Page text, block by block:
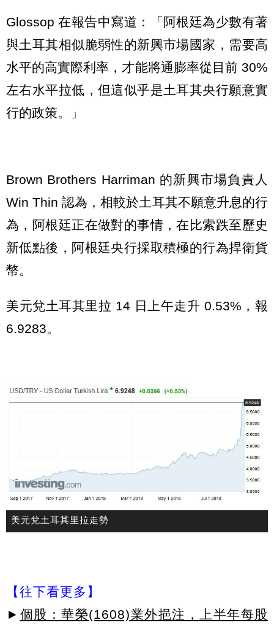
Glossop 在報告中寫道：「阿根廷為少數有著
與土耳其相似脆弱性的新興市場國家，需要高
水平的高實際利率，才能將通膨率從目前 30%
左右水平拉低，但這似乎是土耳其央行願意實
行的政策。」
Brown Brothers Harriman 的新興市場負責人
Win Thin 認為，相較於土耳其不願意升息的行
為，阿根廷正在做對的事情，在比索跌至歷史
新低點後，阿根廷央行採取積極的行為捍衛貨
幣。
美元兌土耳其里拉 14 日上午走升 0.53%，報
6.9283。
美元兌土耳其里拉走勢
【往下看更多】
► 個股：華榮(1608)業外挹注，上半年每股